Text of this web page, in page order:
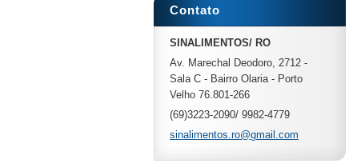
Contato
SINALIMENTOS/ RO
Av. Marechal Deodoro, 2712 -
Sala C - Bairro Olaria - Porto
Velho 76.801-266
(69)3223-2090/ 9982-4779
sinalimentos.ro@gmail.com